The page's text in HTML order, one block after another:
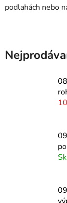
podlahách nebo